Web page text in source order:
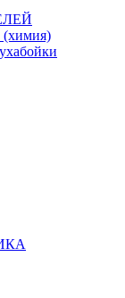
(химия)